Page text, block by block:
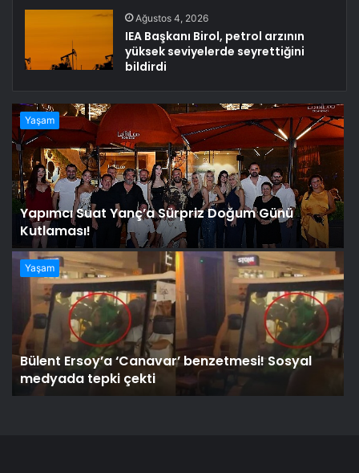
Ağustos 4, 2026
IEA Başkanı Birol, petrol arzının
yüksek seviyelerde seyrettiğini
bildirdi
Yaşam
Yapımcı Suat Yanç’a Sürpriz Doğum Günü
Kutlaması!
Yaşam
Bülent Ersoy’a ‘Canavar’ benzetmesi! Sosyal
medyada tepki çekti